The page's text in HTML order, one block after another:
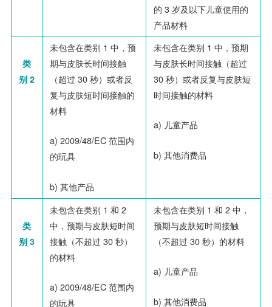
的 3 岁及以下儿童使用的
产品材料
类
别 2
未包含在类别 1 中，预
期与皮肤长时间接触
（超过 30 秒）或者反
复与皮肤短时间接触的
材料
a) 2009/48/EC 范围内
的玩具
b) 其他产品
未包含在类别 1 中，预期
与皮肤长时间接触（超过
30 秒）或者反复与皮肤短
时间接触的材料
a) 儿童产品
b) 其他消费品
类
别 3
未包含在类别 1 和 2
中，预期与皮肤短时间
接触（不超过 30 秒）
的材料
a) 2009/48/EC 范围内
的玩具
未包含在类别 1 和 2 中，
预期与皮肤短时间接触
（不超过 30 秒）的材料
a) 儿童产品
b) 其他消费品